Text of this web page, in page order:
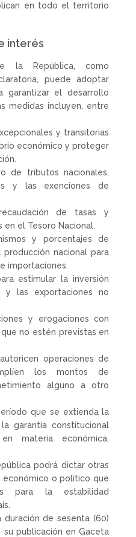
en todo el territorio
interés
República, como
puede adoptar
garantizar el desarrollo
medidas incluyen, entre
y transitorias
económico y proteger
tributos nacionales,
y las exenciones de
de tasas y
el Tesoro Nacional.
y porcentajes de
nacional para
importaciones.
estimular la inversión
y las exportaciones no
y erogaciones con
no estén previstas en
operaciones de
los montos de
alguno a otro
que se extienda la
garantía constitucional
materia económica,
podrá dictar otras
económico o político que
para la estabilidad
de sesenta (60)
publicación en Gaceta